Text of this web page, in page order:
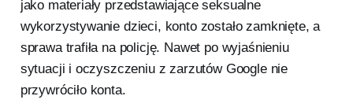
jako materiały przedstawiające seksualne
wykorzystywanie dzieci, konto zostało zamknięte, a
sprawa trafiła na policję. Nawet po wyjaśnieniu
sytuacji i oczyszczeniu z zarzutów Google nie
przywróciło konta.